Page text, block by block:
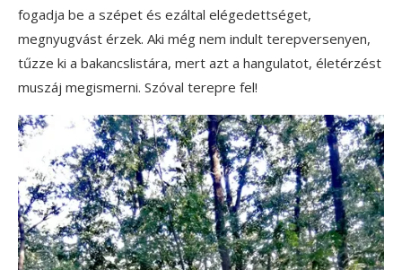
fogadja be a szépet és ezáltal elégedettséget,
megnyugvást érzek. Aki még nem indult terepversenyen,
tűzze ki a bakancslistára, mert azt a hangulatot, életérzést
muszáj megismerni. Szóval terepre fel!